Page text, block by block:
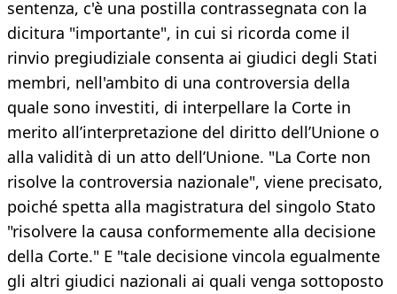
sentenza, c'è una postilla contrassegnata con la
dicitura "importante", in cui si ricorda come il
rinvio pregiudiziale consenta ai giudici degli Stati
membri, nell'ambito di una controversia della
quale sono investiti, di interpellare la Corte in
merito all’interpretazione del diritto dell’Unione o
alla validità di un atto dell’Unione. "La Corte non
risolve la controversia nazionale", viene precisato,
poiché spetta alla magistratura del singolo Stato
"risolvere la causa conformemente alla decisione
della Corte." E "tale decisione vincola egualmente
gli altri giudici nazionali ai quali venga sottoposto